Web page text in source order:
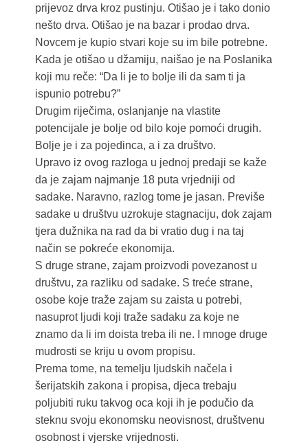
prijevoz drva kroz pustinju. Otišao je i tako donio
nešto drva. Otišao je na bazar i prodao drva.
Novcem je kupio stvari koje su im bile potrebne.
Kada je otišao u džamiju, naišao je na Poslanika
koji mu reče: “Da li je to bolje ili da sam ti ja
ispunio potrebu?”
Drugim riječima, oslanjanje na vlastite
potencijale je bolje od bilo koje pomoći drugih.
Bolje je i za pojedinca, a i za društvo.
Upravo iz ovog razloga u jednoj predaji se kaže
da je zajam najmanje 18 puta vrjedniji od
sadake. Naravno, razlog tome je jasan. Previše
sadake u društvu uzrokuje stagnaciju, dok zajam
tjera dužnika na rad da bi vratio dug i na taj
način se pokreće ekonomija.
S druge strane, zajam proizvodi povezanost u
društvu, za razliku od sadake. S treće strane,
osobe koje traže zajam su zaista u potrebi,
nasuprot ljudi koji traže sadaku za koje ne
znamo da li im doista treba ili ne. I mnoge druge
mudrosti se kriju u ovom propisu.
Prema tome, na temelju ljudskih načela i
šerijatskih zakona i propisa, djeca trebaju
poljubiti ruku takvog oca koji ih je podučio da
steknu svoju ekonomsku neovisnost, društvenu
osobnost i vjerske vrijednosti.